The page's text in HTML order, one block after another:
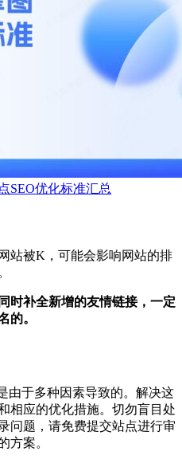
SEO优化标准汇总
站被K，‌可能会影响网站的排
时补全新增的友情链接，一定
的。
由于多种因素导致的。‌解决这
相应的优化措施。‌切勿盲目处
问题，请免费提交站点进行审
方案。